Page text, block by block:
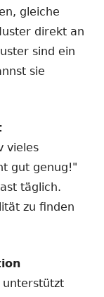
gleiche
direkt an
sind ein
sie
vieles
gut genug!"
täglich.
zu finden
unterstützt